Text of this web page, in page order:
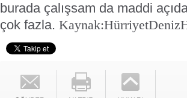
burada çalışsam da maddi
çok fazla. Kaynak:Hürriyet